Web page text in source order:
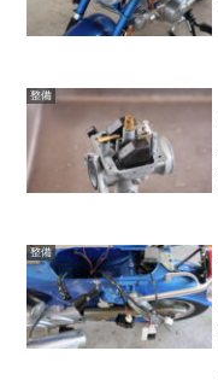
整備
整備